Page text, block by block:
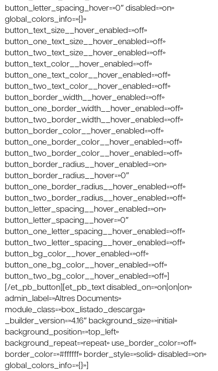
button_letter_spacing_hover=»0″ disabled=»on»
global_colors_info=»{}»
button_text_size__hover_enabled=»off»
button_one_text_size__hover_enabled=»off»
button_two_text_size__hover_enabled=»off»
button_text_color__hover_enabled=»off»
button_one_text_color__hover_enabled=»off»
button_two_text_color__hover_enabled=»off»
button_border_width__hover_enabled=»off»
button_one_border_width__hover_enabled=»off»
button_two_border_width__hover_enabled=»off»
button_border_color__hover_enabled=»off»
button_one_border_color__hover_enabled=»off»
button_two_border_color__hover_enabled=»off»
button_border_radius__hover_enabled=»on»
button_border_radius__hover=»0″
button_one_border_radius__hover_enabled=»off»
button_two_border_radius__hover_enabled=»off»
button_letter_spacing__hover_enabled=»on»
button_letter_spacing__hover=»0″
button_one_letter_spacing__hover_enabled=»off»
button_two_letter_spacing__hover_enabled=»off»
button_bg_color__hover_enabled=»off»
button_one_bg_color__hover_enabled=»off»
button_two_bg_color__hover_enabled=»off»]
[/et_pb_button][et_pb_text disabled_on=»on|on|on»
admin_label=»Altres Documents»
module_class=»box_listado_descarga»
_builder_version=»4.16″ background_size=»initial»
background_position=»top_left»
background_repeat=»repeat» use_border_color=»off»
border_color=»#ffffff» border_style=»solid» disabled=»on»
global_colors_info=»{}»]